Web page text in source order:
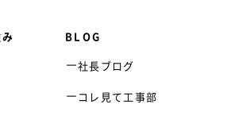
BLOG
社長ブログ
コレ見て工事部